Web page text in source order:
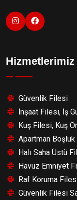
Hizmetlerimiz
Güvenlik Filesi
İnşaat Filesi, İş
Kuş Filesi, Kuş
Apartman
Halı Saha Üstü
Havuz Emniyet
Raf Koruma
Güvenlik Filesi